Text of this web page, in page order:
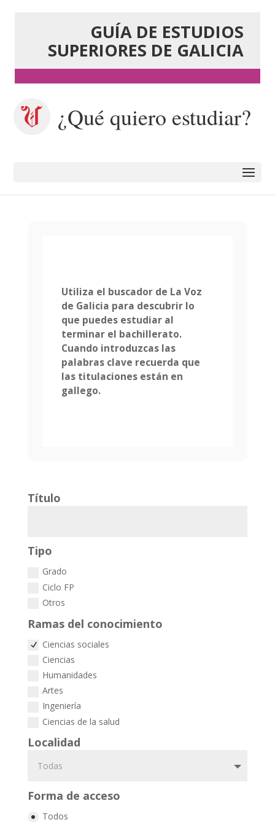
GUÍA DE ESTUDIOS
SUPERIORES DE GALICIA
¿Qué quiero estudiar?
Utiliza el buscador de La Voz
de Galicia para descubrir lo
que puedes estudiar al
terminar el bachillerato.
Cuando introduzcas las
palabras clave recuerda que
las titulaciones están en
gallego.
Título
Tipo
Grado
Ciclo FP
Otros
Ramas del conocimiento
Ciencias sociales
Ciencias
Humanidades
Artes
Ingeniería
Ciencias de la salud
Localidad
Forma de acceso
Todos